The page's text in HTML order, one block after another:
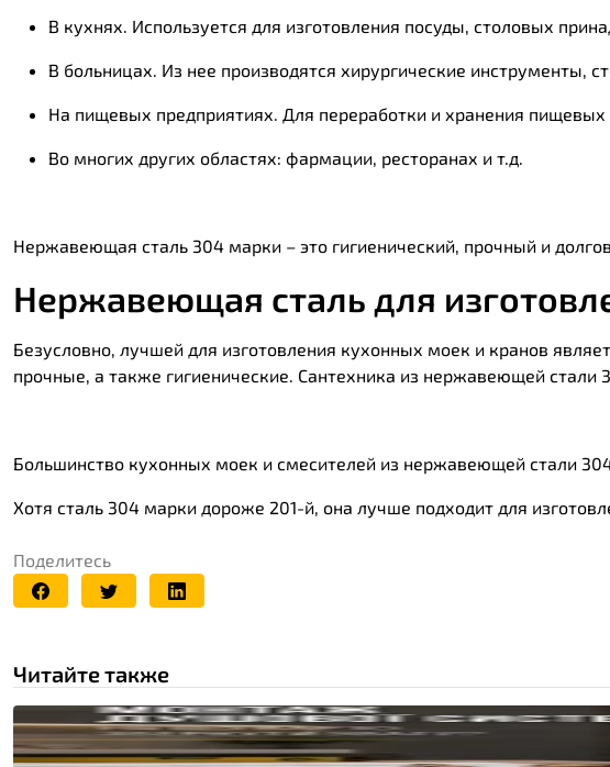
В кухнях. Используется для изготовления посуды, столовых
В больницах. Из нее производятся хирургические инструменты,
На пищевых предприятиях. Для переработки и хранения пищевых
Во многих других областях: фармации, ресторанах и т.д.
Нержавеющая сталь 304 марки – это гигиенический, прочный и
Нержавеющая сталь для
Безусловно, лучшей для изготовления кухонных моек и кранов
прочные, а также гигиенические. Сантехника из нержавеющей стали
Большинство кухонных моек и смесителей из нержавеющей стали
Хотя сталь 304 марки дороже 201-й, она лучше подходит для
Поделитесь
Читайте также